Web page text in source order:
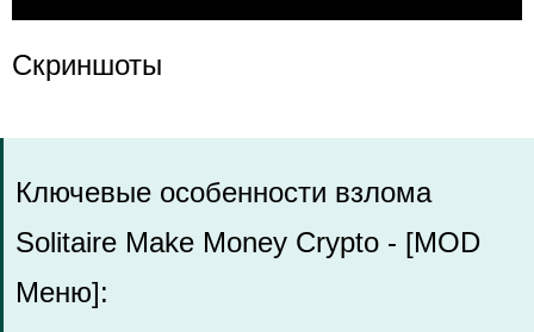
Скриншоты
Ключевые особенности взлома
Solitaire Make Money Crypto - [MOD
Меню]: